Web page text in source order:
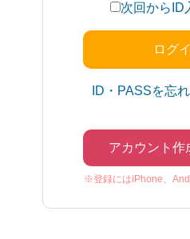
次回からID
ID・PASSを忘
アカウント作
※登録にはiPhone、